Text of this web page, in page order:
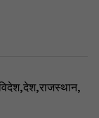
,देश,राजस्थान,